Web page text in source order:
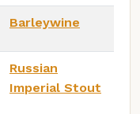
Barleywine
Russian
Imperial Stout